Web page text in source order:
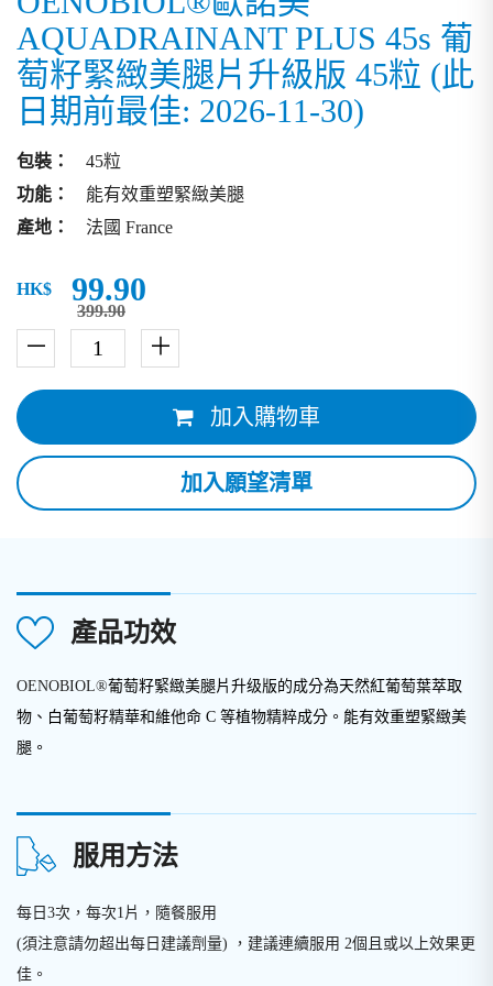
AQUADRAINANT PLUS 45s 葡
萄籽緊緻美腿片升級版 45粒 (此
日期前最佳: 2026-11-30)
包裝：
45粒
功能：
能有效重塑緊緻美腿
產地：
法國 France
HK$ 99.90
399.90
－ ＋
加入購物車
加入願望清單
產品功效
OENOBIOL®葡萄籽緊緻美腿片升级版的成分為天然紅葡萄葉萃取
物、白葡萄籽精華和維他命 C 等植物精粹成分。能有效重塑緊緻美
腿。
服用方法
每日3次，每次1片，隨餐服用
(須注意請勿超出每日建議劑量) ，建議連續服用 2個且或以上效果更
佳。